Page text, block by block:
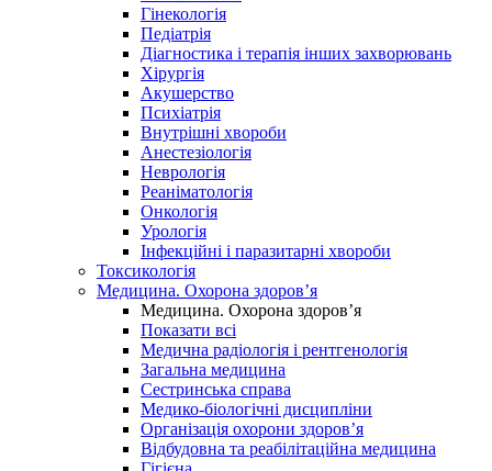
Гінекологія
Педіатрія
Діагностика і терапія інших захворювань
Хірургія
Акушерство
Психіатрія
Внутрішні хвороби
Анестезіологія
Неврологія
Реаніматологія
Онкологія
Урологія
Інфекційні і паразитарні хвороби
Токсикологія
Медицина. Охорона здоров’я
Медицина. Охорона здоров’я
Показати всі
Медична радіологія і рентгенологія
Загальна медицина
Сестринська справа
Медико-біологічні дисципліни
Організація охорони здоров’я
Відбудовна та реабілітаційна медицина